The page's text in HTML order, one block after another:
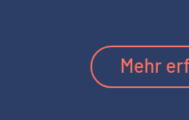
Mehr